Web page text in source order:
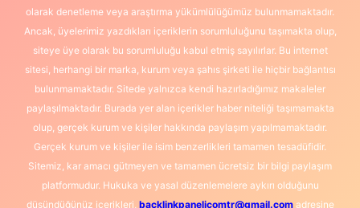
olarak denetleme veya araştırma yükümlülüğümüz bulunmamaktadır.
Ancak, üyelerimiz yazdıkları içeriklerin sorumluluğunu taşımakta olup,
siteye üye olarak bu sorumluluğu kabul etmiş sayılırlar. Bu internet
sitesi, herhangi bir marka, kurum veya şahıs şirketi ile hiçbir bağlantısı
bulunmamaktadır. Sitede yalnızca kendi hazırladığımız makaleler
paylaşılmaktadır. Burada yer alan içerikler haber niteliği taşımamakta
olup, gerçek kurum ve kişiler hakkında paylaşım yapılmamaktadır.
Gerçek kurum ve kişiler ile isim benzerlikleri tamamen tesadüfidir.
Sitemiz, kar amacı gütmeyen ve tamamen ücretsiz bir bilgi paylaşım
platformudur. Hukuka ve yasal düzenlemelere aykırı olduğunu
düşündüğünüz içerikleri, backlinkpanelicomtr@gmail.comadresine